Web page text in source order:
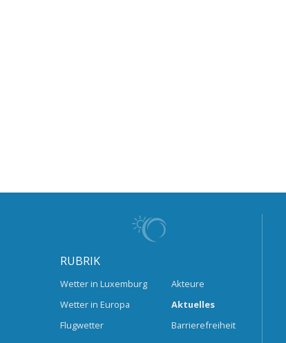
RUBRIK
Wetter in Luxemburg
Wetter in Europa
Flugwetter
Akteure
Aktuelles
Barrierefreiheit